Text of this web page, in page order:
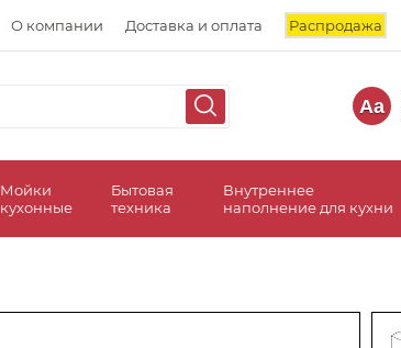
О компании Доставка и оплата Распродажа
Aa
Мойки
кухонные
Бытовая
техника
Внутреннее
наполнение для кухни